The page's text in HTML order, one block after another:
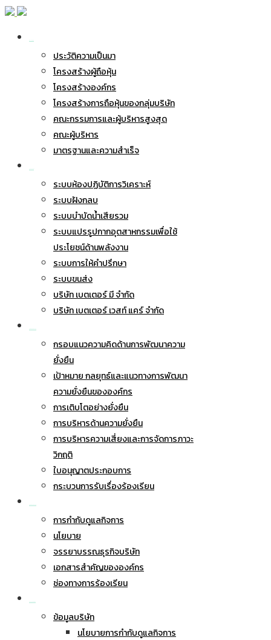
ประวัติความเป็นมา
โครงสร้างผู้ถือหุ้น
โครงสร้างองค์กร
โครงสร้างการถือหุ้นของกลุ่มบริษัท
คณะกรรมการและผู้บริหารสูงสุด
คณะผู้บริหาร
มาตรฐานและความสำเร็จ
ระบบห้องปฏิบัติการวิเคราะห์
ระบบฝังกลบ
ระบบบำบัดน้ำเสียรวม
ระบบแปรรูปกากอุตสาหกรรมเพื่อใช้
ประโยชน์ด้านพลังงาน
ระบบการให้คำปรึกษา
ระบบขนส่ง
บริษัท เบตเตอร์ มี จำกัด
บริษัท เบตเตอร์ เวสท์ แคร์ จำกัด
กรอบแนวความคิดด้านการพัฒนาความ
ยั่งยืน
เป้าหมาย กลยุทธ์และแนวทางการพัฒนา
ความยั่งยืนขององค์กร
การเติบโตอย่างยั่งยืน
การบริหารด้านความยั่งยืน
การบริหารความเสี่ยงและการจัดการภาวะ
วิกฤติ
ใบอนุญาตประกอบการ
กระบวนการรับเรื่องร้องเรียน
การกำกับดูแลกิจการ
นโยบาย
จรรยาบรรณธุรกิจบริษัท
เอกสารสำคัญขององค์กร
ช่องทางการร้องเรียน
ข้อมูลบริษัท
นโยบายการกำกับดูแลกิจการ